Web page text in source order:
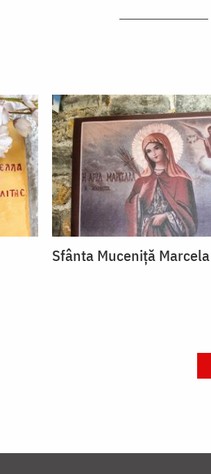
Sfânta Muceniță Marcela